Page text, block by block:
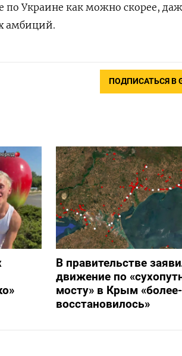
Украине как можно скорее,
амбиций.
ПОДПИСАТЬСЯ В
В правительстве
движение по
мосту» в Крым
восстановилось»